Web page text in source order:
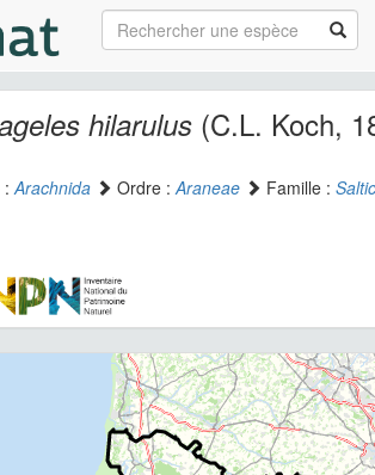
hilarulus (C.L. Koch,
:Arachnida Ordre :Araneae Famille :